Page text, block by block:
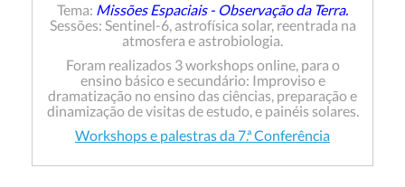
Tema: Missões Espaciais - Observação da Terra.
Sessões: Sentinel-6, astrofísica solar, reentrada na
atmosfera e astrobiologia.
Foram realizados 3 workshops online, para o
ensino básico e secundário: Improviso e
dramatização no ensino das ciências, preparação e
dinamização de visitas de estudo, e painéis solares.
Workshops e palestras da 7.ª Conferência